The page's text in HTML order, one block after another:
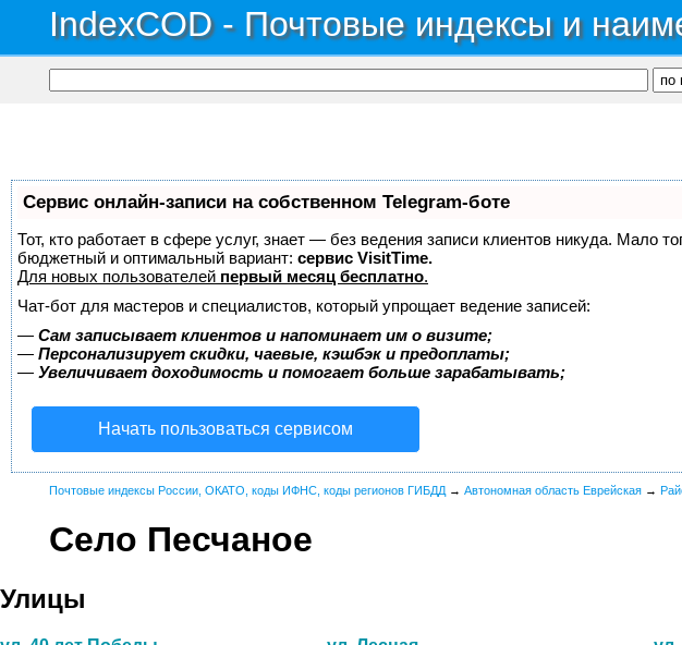
IndexCOD - Почтовые индексы и
Сервис онлайн-записи на собственном Telegram-боте
Тот, кто работает в сфере услуг, знает — без ведения записи клиентов никуда. Мало
бюджетный и оптимальный вариант: сервис VisitTime.
Для новых пользователей первый месяц бесплатно.
Чат-бот для мастеров и специалистов, который упрощает ведение записей:
— Сам записывает клиентов и напоминает им о визите;
— Персонализирует скидки, чаевые, кэшбэк и предоплаты;
— Увеличивает доходимость и помогает больше зарабатывать;
Начать пользоваться сервисом
Почтовые индексы России, ОКАТО, коды ИФНС, коды регионов ГИБДД → Автономная область Еврейская →
Село Песчаное
Улицы